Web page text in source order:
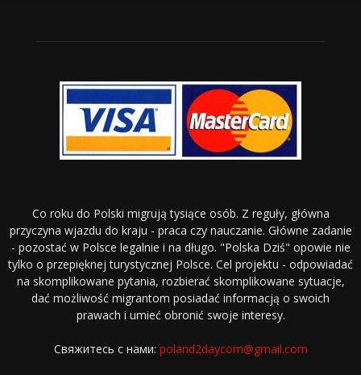
Co roku do Polski migrują tysiące osób. Z reguły, główna
przyczyna wjazdu do kraju - praca czy nauczanie. Główne zadanie
- pozostać w Polsce legalnie i na długo. "Polska Dziś" opowie nie
tylko o przepięknej turystycznej Polsce. Cel projektu - odpowiadać
na skomplikowane pytania, rozbierać skomplikowane sytuacje,
dać możliwość migrantom posiadać informacją o swoich
prawach i umieć obronić swoje interesy.
Свяжитесь с нами: poland2daycom@gmail.com